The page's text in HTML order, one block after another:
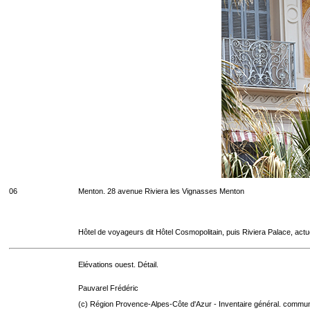
06 Menton. 28 avenue Riviera les Vignasses Menton
Hôtel de voyageurs dit Hôtel Cosmopolitain, puis Riviera Palace,
Elévations ouest. Détail.
Pauvarel Frédéric
(c) Région Provence-Alpes-Côte d'Azur - Inventaire général.